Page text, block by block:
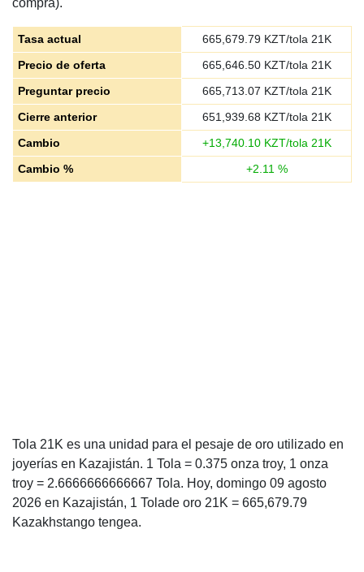
compra).
Tasa actual 665,679.79KZT/tola 21K
Precio de oferta
665,646.50KZT/tola 21K
Preguntar precio
665,713.07 KZT/tola 21K
Cierre anterior
651,939.68 KZT/tola 21K
Cambio
+13,740.10KZT/tola 21K
Cambio %
+2.11 %
Tola 21K es una unidad para el pesaje de oro utilizado en
joyerías en Kazajistán. 1 Tola = 0.375 onza troy, 1 onza
troy = 2.6666666666667 Tola. Hoy, domingo 09 agosto
2026 en Kazajistán, 1 Tolade oro 21K = 665,679.79
Kazakhstango tengea.